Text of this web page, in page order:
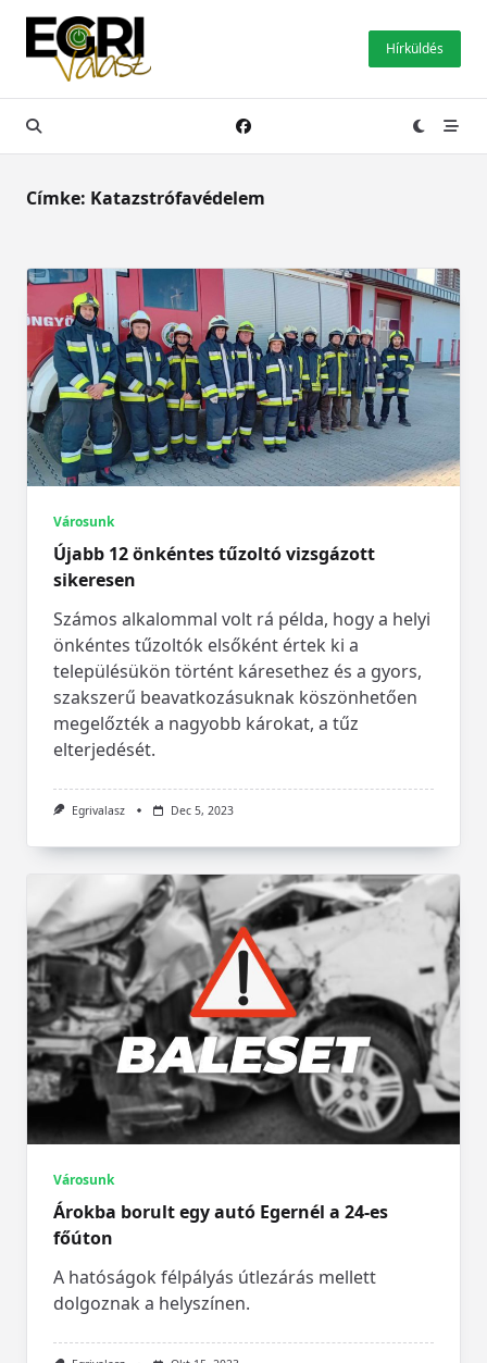
Skip
content
Hírküldés
Címke: Katazstrófavédelem
Városunk
Újabb 12 önkéntes tűzoltó vizsgázott
sikeresen
Számos alkalommal volt rá példa, hogy a helyi
önkéntes tűzoltók elsőként értek ki a
településükön történt káresethez és a gyors,
szakszerű beavatkozásuknak köszönhetően
megelőzték a nagyobb károkat, a tűz
elterjedését.
Egrivalasz Dec 5, 2023
Városunk
Árokba borult egy autó Egernél a 24-es
főúton
A hatóságok félpályás útlezárás mellett
dolgoznak a helyszínen.